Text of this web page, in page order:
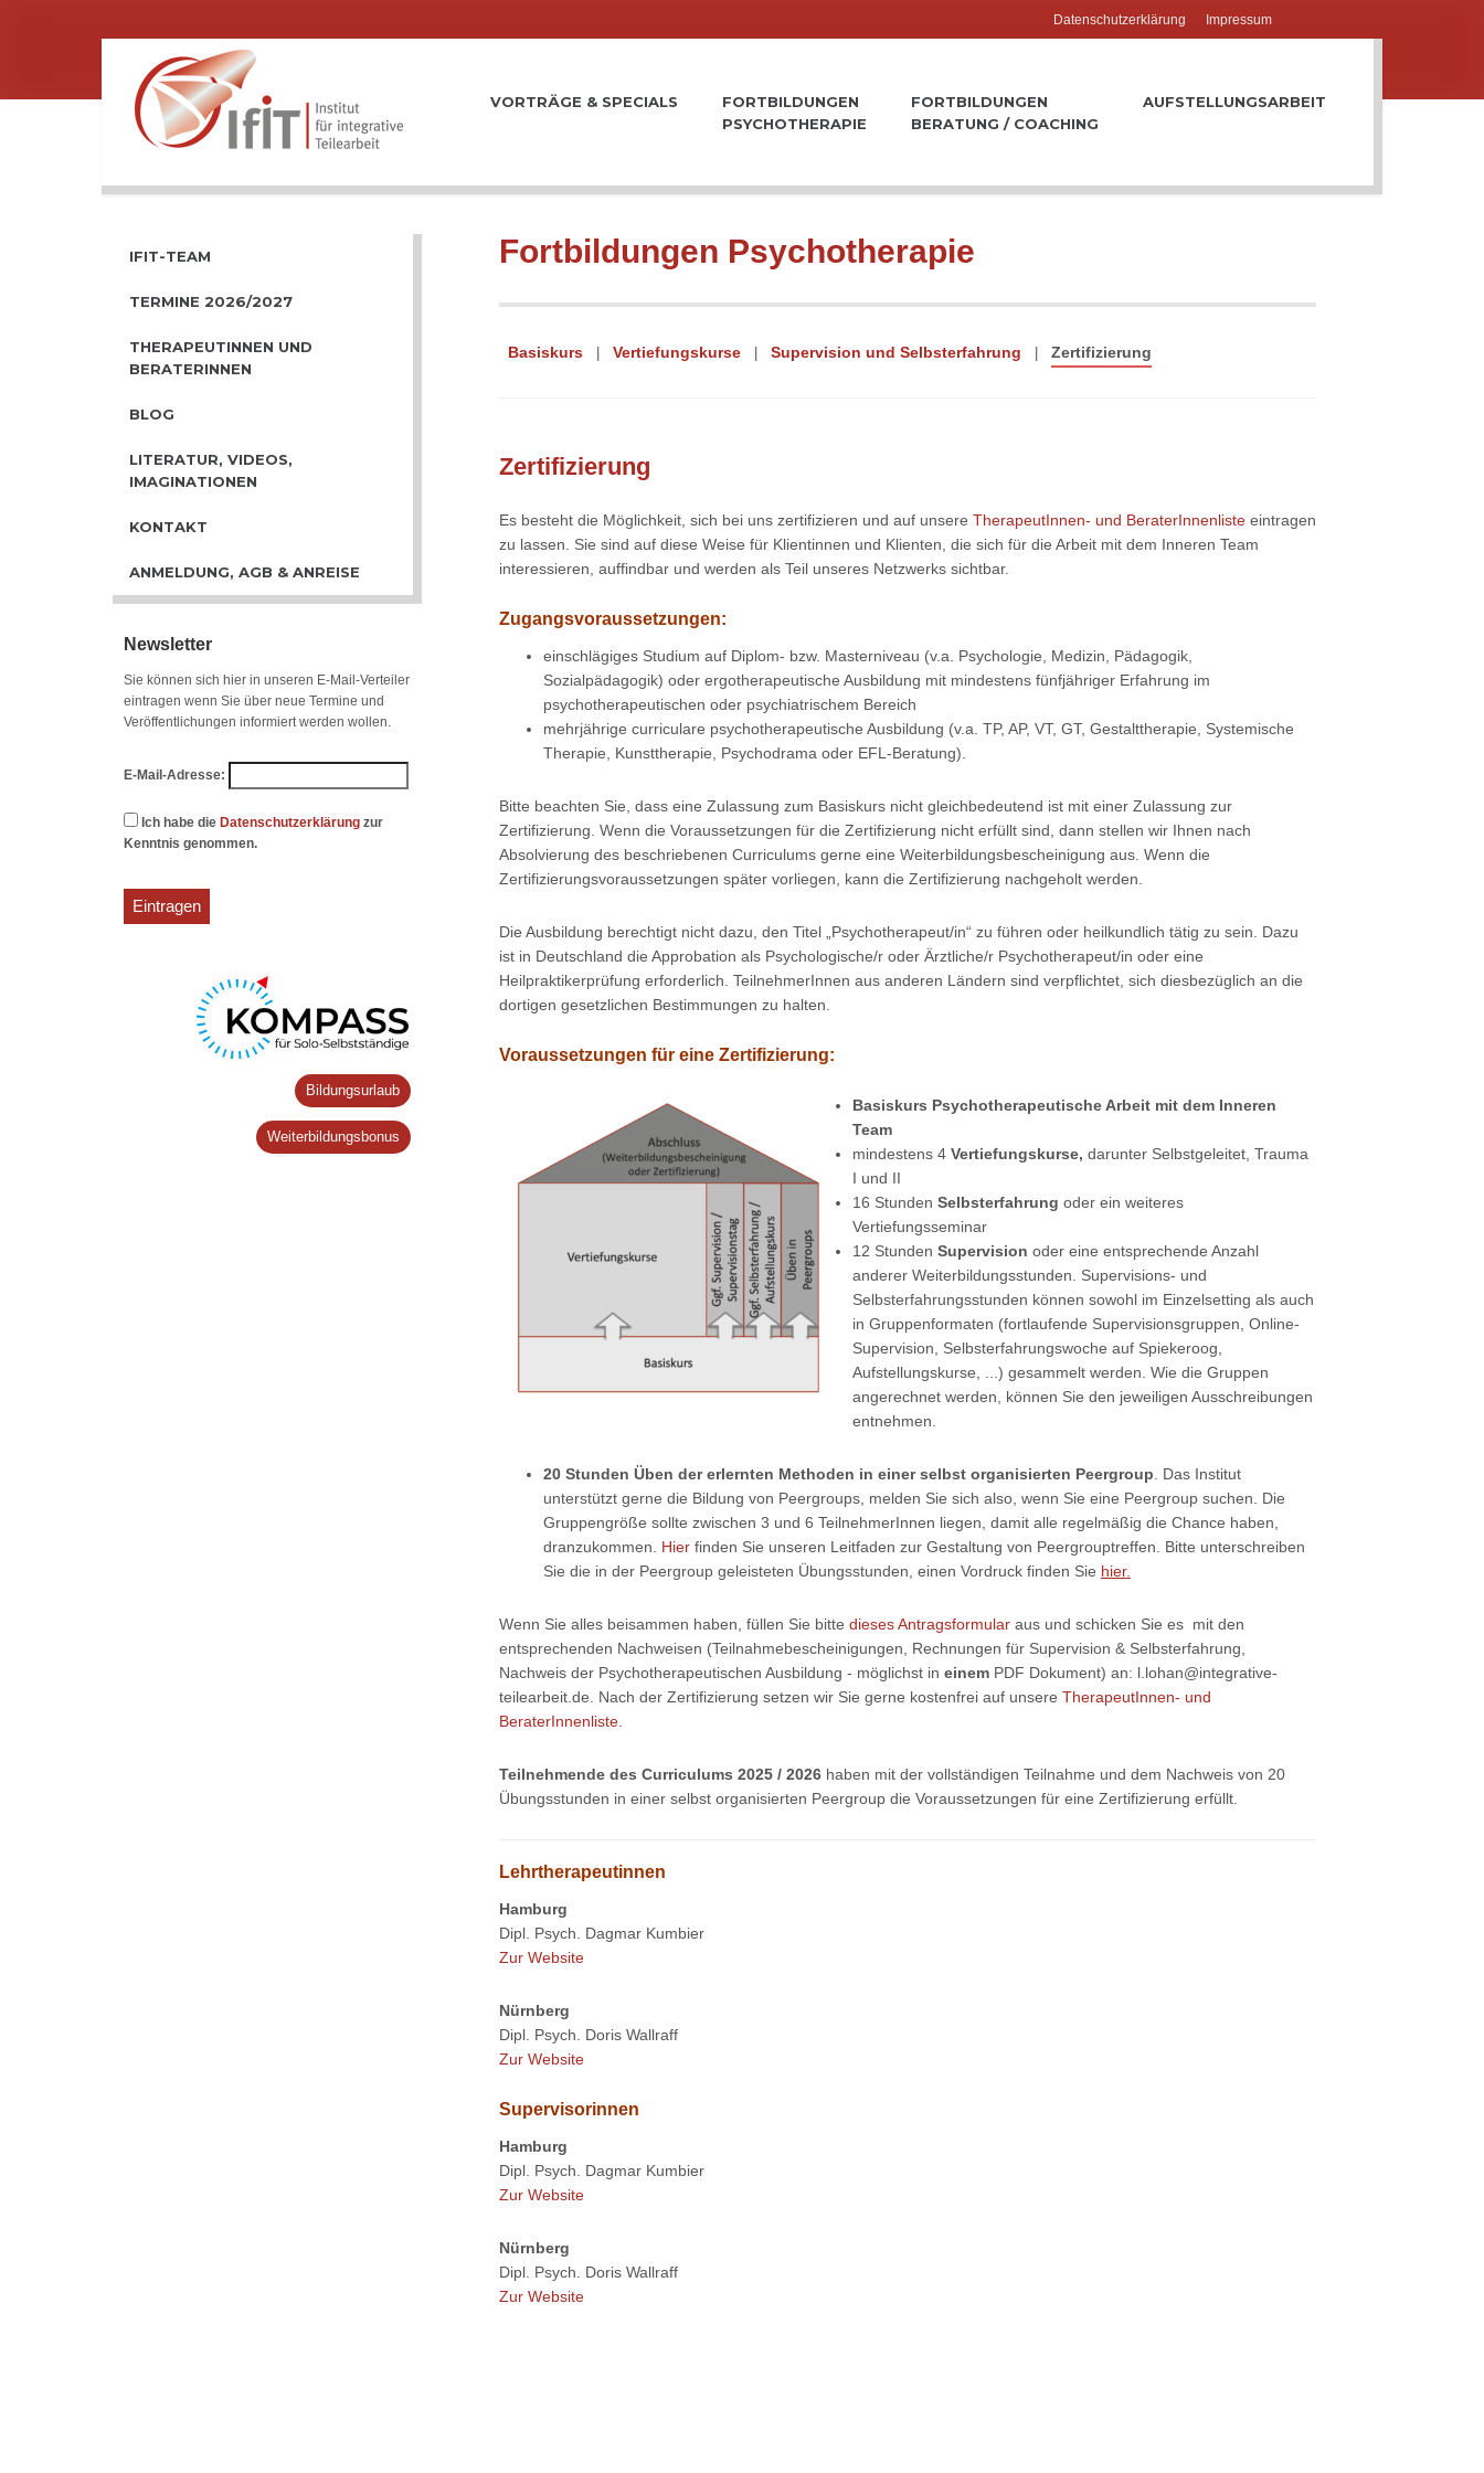
Datenschutzerklärung Impressum
VORTRÄGE & SPECIALS
FORTBILDUNGEN
PSYCHOTHERAPIE
FORTBILDUNGEN
BERATUNG / COACHING
AUFSTELLUNGSARBEIT
Fortbildungen Psychotherapie
Basiskurs Vertiefungskurse Supervision und Selbsterfahrung Zertifizierung
Zertifizierung
Es besteht die Möglichkeit, sich bei uns zertifizieren und auf unsere TherapeutInnen- und BeraterInnenliste eintragen
zu lassen. Sie sind auf diese Weise für Klientinnen und Klienten, die sich für die Arbeit mit dem Inneren Team
interessieren, auffindbar und werden als Teil unseres Netzwerks sichtbar.
Zugangsvoraussetzungen:
einschlägiges Studium auf Diplom- bzw. Masterniveau (v.a. Psychologie, Medizin, Pädagogik,
Sozialpädagogik) oder ergotherapeutische Ausbildung mit mindestens fünfjähriger Erfahrung im
psychotherapeutischen oder psychiatrischem Bereich
mehrjährige curriculare psychotherapeutische Ausbildung (v.a. TP, AP, VT, GT, Gestalttherapie, Systemische
Therapie, Kunsttherapie, Psychodrama oder EFL-Beratung).
Bitte beachten Sie, dass eine Zulassung zum Basiskurs nicht gleichbedeutend ist mit einer Zulassung zur
Zertifizierung. Wenn die Voraussetzungen für die Zertifizierung nicht erfüllt sind, dann stellen wir Ihnen nach
Absolvierung des beschriebenen Curriculums gerne eine Weiterbildungsbescheinigung aus. Wenn die
Zertifizierungsvoraussetzungen später vorliegen, kann die Zertifizierung nachgeholt werden.
Die Ausbildung berechtigt nicht dazu, den Titel „Psychotherapeut/in“ zu führen oder heilkundlich tätig zu sein. Dazu
ist in Deutschland die Approbation als Psychologische/r oder Ärztliche/r Psychotherapeut/in oder eine
Heilpraktikerprüfung erforderlich. TeilnehmerInnen aus anderen Ländern sind verpflichtet, sich diesbezüglich an die
dortigen gesetzlichen Bestimmungen zu halten.
Voraussetzungen für eine Zertifizierung:
Basiskurs Psychotherapeutische Arbeit mit dem Inneren
Team
mindestens 4 Vertiefungskurse, darunter Selbstgeleitet, Trauma
I und II
16 Stunden Selbsterfahrung oder ein weiteres
Vertiefungsseminar
12 Stunden Supervision oder eine entsprechende Anzahl
anderer Weiterbildungsstunden. Supervisions- und
Selbsterfahrungsstunden können sowohl im Einzelsetting als auch
in Gruppenformaten (fortlaufende Supervisionsgruppen, Online-
Supervision, Selbsterfahrungswoche auf Spiekeroog,
Aufstellungskurse, ...) gesammelt werden. Wie die Gruppen
angerechnet werden, können Sie den jeweiligen Ausschreibungen
entnehmen.
20 Stunden Üben der erlernten Methoden in einer selbst organisierten Peergroup . Das Institut
unterstützt gerne die Bildung von Peergroups, melden Sie sich also, wenn Sie eine Peergroup suchen. Die
Gruppengröße sollte zwischen 3 und 6 TeilnehmerInnen liegen, damit alle regelmäßig die Chance haben,
dranzukommen. Hier finden Sie unseren Leitfaden zur Gestaltung von Peergrouptreffen. Bitte unterschreiben
Sie die in der Peergroup geleisteten Übungsstunden, einen Vordruck finden Sie hier.
Wenn Sie alles beisammen haben, füllen Sie bitte dieses Antragsformular aus und schicken Sie es mit den
entsprechenden Nachweisen (Teilnahmebescheinigungen, Rechnungen für Supervision & Selbsterfahrung,
Nachweis der Psychotherapeutischen Ausbildung - möglichst in einem PDF Dokument) an: l.lohan@integrative-
teilearbeit.de. Nach der Zertifizierung setzen wir Sie gerne kostenfrei auf unsere TherapeutInnen- und
BeraterInnenliste
Teilnehmende des Curriculums 2025 / 2026 haben mit der vollständigen Teilnahme und dem Nachweis von 20
Übungsstunden in einer selbst organisierten Peergroup die Voraussetzungen für eine Zertifizierung erfüllt.
Lehrtherapeutinnen
Hamburg
Dipl. Psych. Dagmar Kumbier
Zur Website
Nürnberg
Dipl. Psych. Doris Wallraff
Zur Website
Supervisorinnen
Hamburg
Dipl. Psych. Dagmar Kumbier
Zur Website
Nürnberg
Dipl. Psych. Doris Wallraff
Zur Website
IFIT-TEAM
TERMINE 2026/2027
THERAPEUTINNEN UND
BERATERINNEN
BLOG
LITERATUR, VIDEOS,
IMAGINATIONEN
KONTAKT
ANMELDUNG, AGB & ANREISE
Newsletter
Sie können sich hier in unseren E-Mail-Verteiler
eintragen wenn Sie über neue Termine und
Veröffentlichungen informiert werden wollen.
E-Mail-Adresse:
Ich habe die Datenschutzerklärung zur
Kenntnis genommen.
Bildungsurlaub
Weiterbildungsbonus